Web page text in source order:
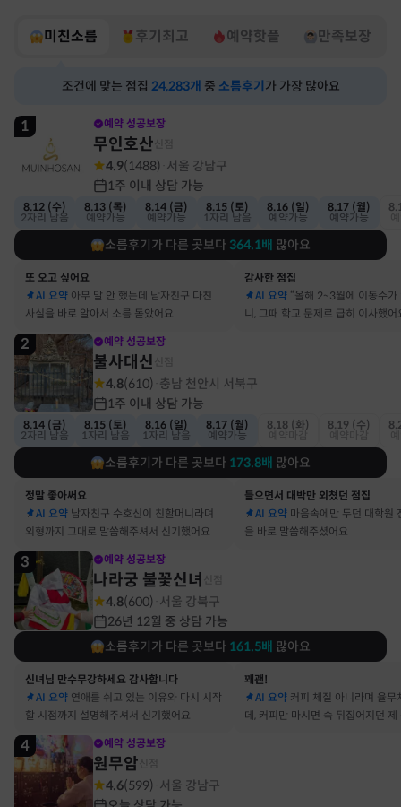
미친소름 후기최고 예약핫플 만족보장
조건에 맞는 점집 24,283개 중 소름후기 가 가장 많아요
1 예약 성공보장
무인호산
4.9(1488) 서울 강남구
1주 이내 상담 가능
8.12 (수)
2자리 남음
8.13 (목)
예약가능
8.14 (금)
예약가능
8.15 (토)
1자리 남음
8.16 (일)
예약가능
8.17 (월)
예약가능
소름후기가 다른 곳보다 364.1배 많아요
또 오고 싶어요
AI 요약 아무 말 안 했는데 남자친구 다친
사실을 바로 알아서 소름 돋았어요
감사한 점집
AI 요약 “올해 2~3월에 이동수가
니, 그때 학교 문제로 급히 이사했어
2 예약 성공보장
불사대신
4.8(610) 충남 천안시 서북구
1주 이내 상담 가능
8.14 (금)
2자리 남음
8.15 (토)
1자리 남음
8.16 (일)
1자리 남음
8.17 (월)
예약가능
8.18 (화)
8.19 (수)
소름후기가 다른 곳보다 173.8배 많아요
정말 좋아써요
AI 요약 남자친구 수호신이 친할머니라며
외형까지 그대로 말씀해주셔서 신기했어요
들으면서 대박만 외쳤던 점집
AI 요약 마음속에만 두던 대학원
을 바로 말씀해주셨어요
3 예약 성공보장
나라궁 불꽃신녀
4.8(600) 서울 강북구
26년 12월 중 상담 가능
소름후기가 다른 곳보다 161.5배 많아요
신녀님 만수무강하세요 감사합니다
AI 요약 연애를 쉬고 있는 이유와 다시 시작
할 시점까지 설명해주셔서 신기했어요
꽤괜!
AI 요약 커피 체질 아니라며 율무
데, 커피만 마시면 속 뒤집어지던 제
4 예약 성공보장
원무암
4.6(599) 서울 강남구